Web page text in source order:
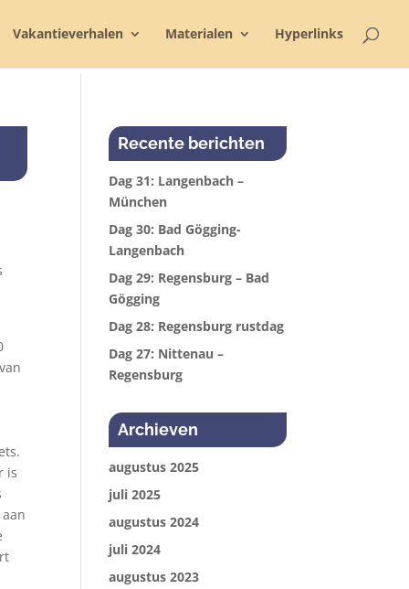
Vakantieverhalen Materialen Hyperlinks
is
Recente berichten
Dag 31: Langenbach –
München
Dag 30: Bad Gögging-
Langenbach
Dag 29: Regensburg – Bad
Gögging
Dag 28: Regensburg rustdag
Dag 27: Nittenau –
Regensburg
Archieven
augustus 2025
juli 2025
augustus 2024
juli 2024
augustus 2023